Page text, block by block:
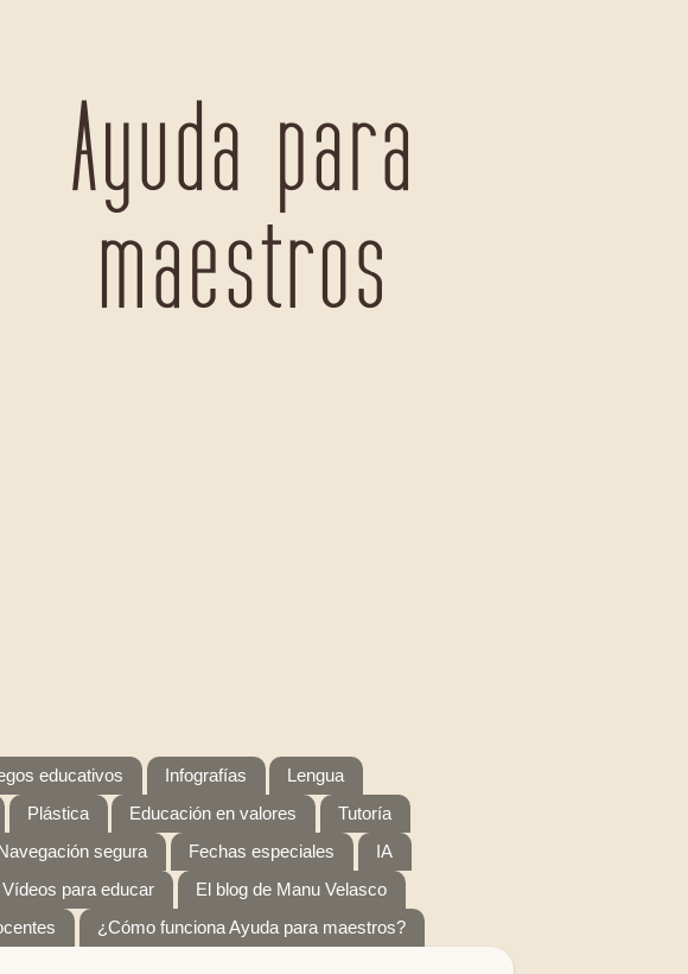
educativos Infografías
Lengua
Plástica Educación en valores
Tutoría
segura Fechas especiales
IA
Vídeos para educar
El blog de Manu Velasco
¿Cómo funciona Ayuda para maestros?